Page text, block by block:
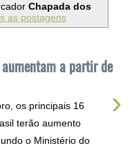
Chapada dos
as postagens
a partir de
›
os principais 16
terão aumento
o Ministério do